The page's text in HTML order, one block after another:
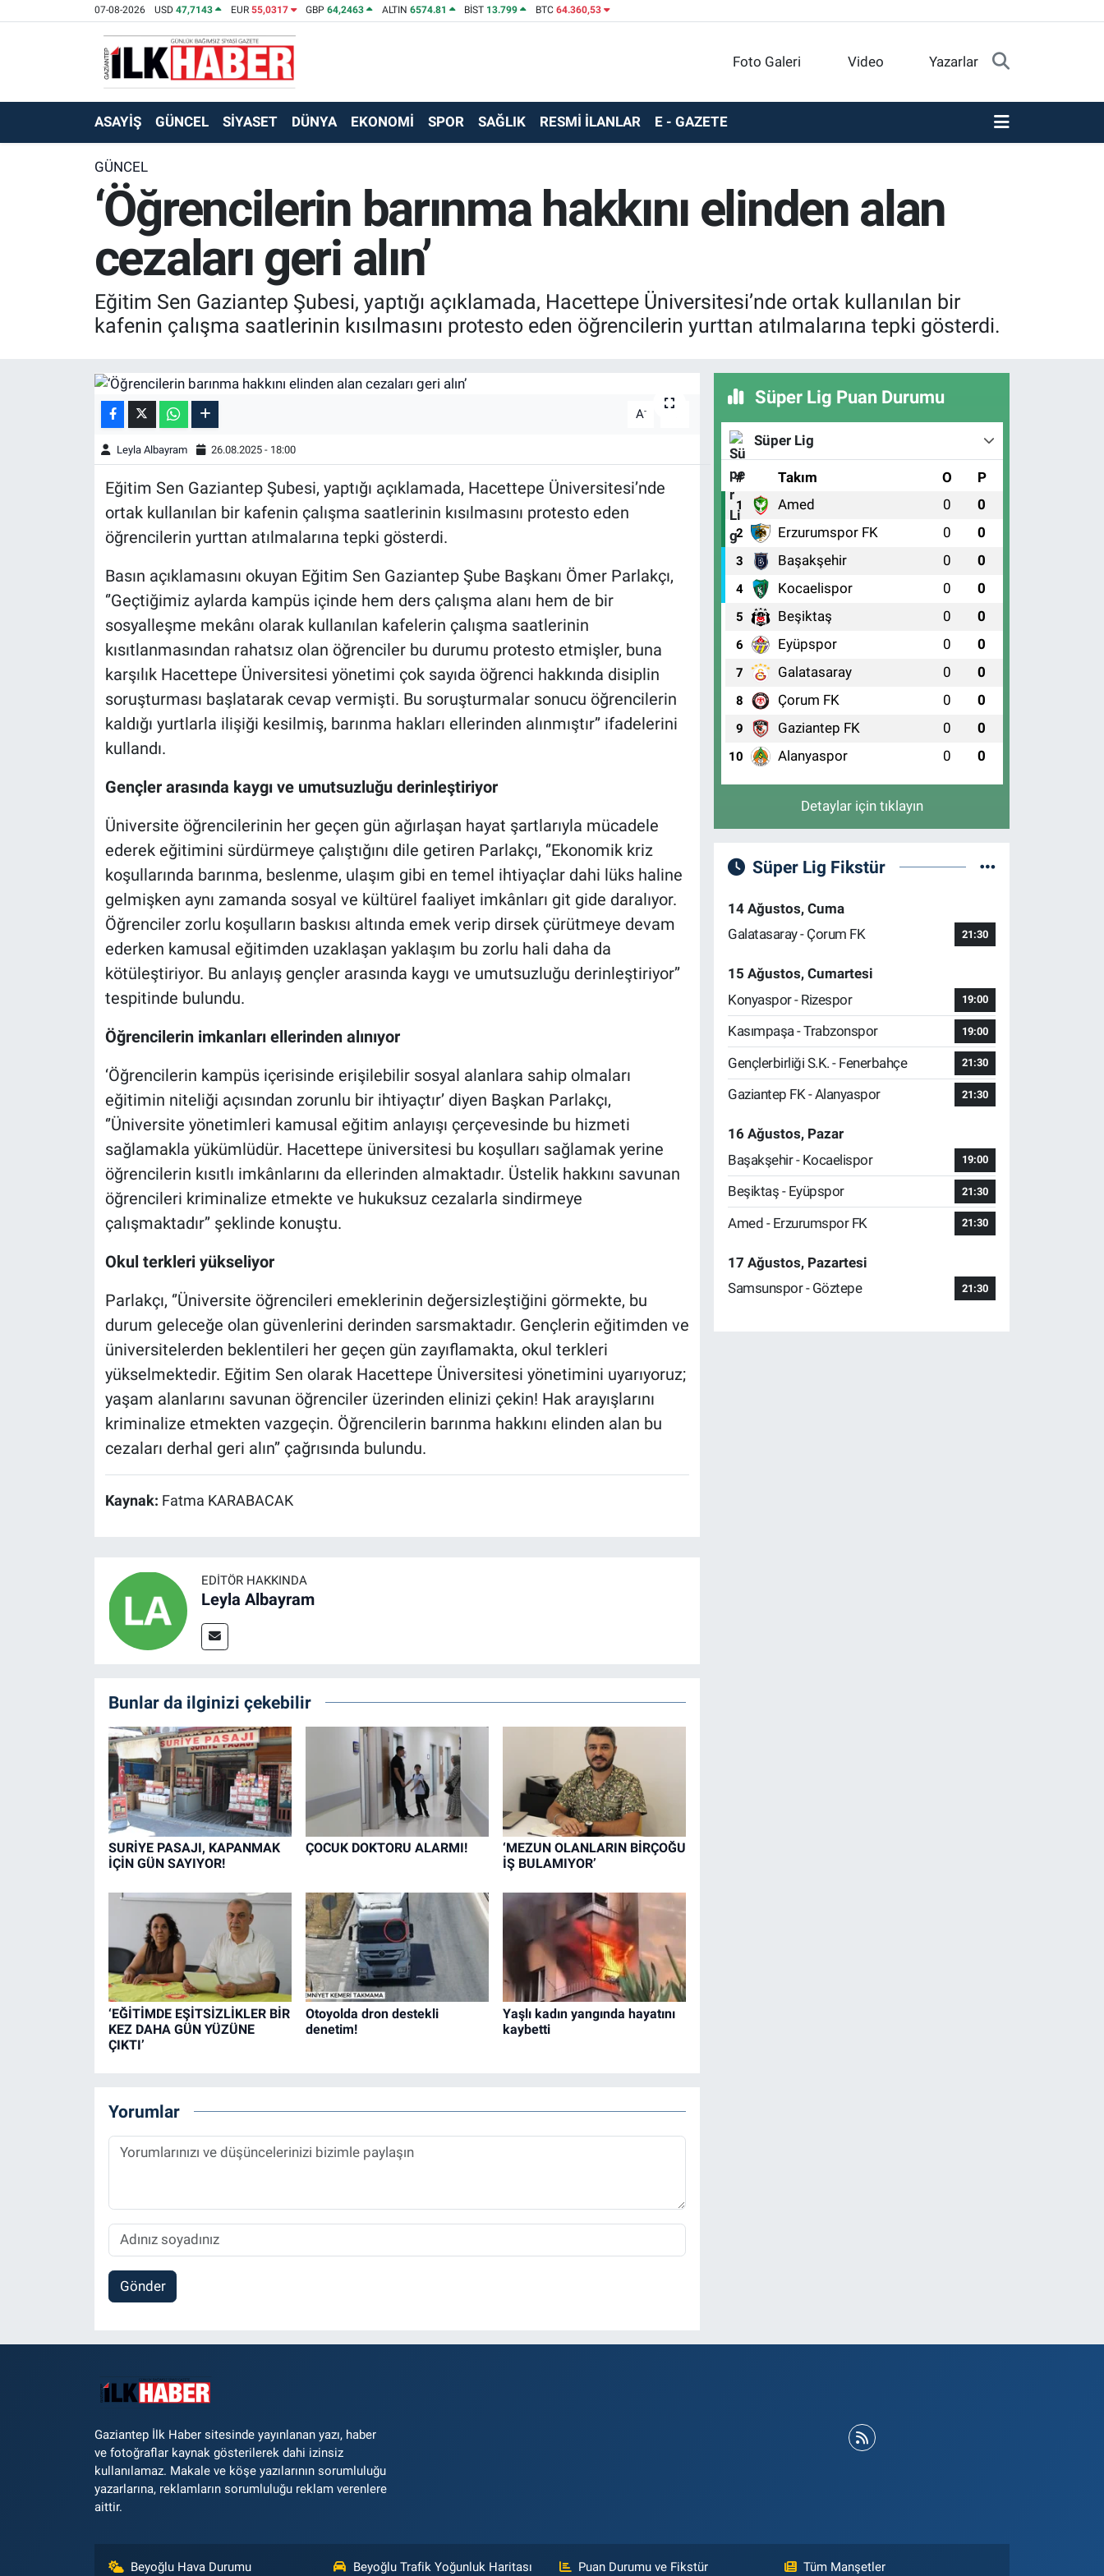
07-08-2026 USD47,7143 EUR 55,0317 GBP64,2463 ALTIN 6574.81 BİST 13.799 BTC 64.360,53
Foto Galeri Video Yazarlar
ASAYİŞ GÜNCEL SİYASET DÜNYA EKONOMİ SPOR SAĞLIK RESMİ İLANLAR E - GAZETE
GÜNCEL
‘Öğrencilerin barınma hakkını elinden alan
cezaları geri alın’
Eğitim Sen Gaziantep Şubesi, yaptığı açıklamada, Hacettepe Üniversitesi’nde ortak kullanılan bir
kafenin çalışma saatlerinin kısılmasını protesto eden öğrencilerin yurttan atılmalarına tepki gösterdi.
A-
Leyla Albayram 26.08.2025 - 18:00
Eğitim Sen Gaziantep Şubesi, yaptığı açıklamada, Hacettepe Üniversitesi’nde
ortak kullanılan bir kafenin çalışma saatlerinin kısılmasını protesto eden
öğrencilerin yurttan atılmalarına tepki gösterdi.
Basın açıklamasını okuyan Eğitim Sen Gaziantep Şube Başkanı Ömer Parlakçı,
‘’Geçtiğimiz aylarda kampüs içinde hem ders çalışma alanı hem de bir
sosyalleşme mekânı olarak kullanılan kafelerin çalışma saatlerinin
kısıtlanmasından rahatsız olan öğrenciler bu durumu protesto etmişler, buna
karşılık Hacettepe Üniversitesi yönetimi çok sayıda öğrenci hakkında disiplin
soruşturması başlatarak cevap vermişti. Bu soruşturmalar sonucu öğrencilerin
kaldığı yurtlarla ilişiği kesilmiş, barınma hakları ellerinden alınmıştır’’ ifadelerini
kullandı.
Gençler arasında kaygı ve umutsuzluğu derinleştiriyor
Üniversite öğrencilerinin her geçen gün ağırlaşan hayat şartlarıyla mücadele
ederek eğitimini sürdürmeye çalıştığını dile getiren Parlakçı, ‘’Ekonomik kriz
koşullarında barınma, beslenme, ulaşım gibi en temel ihtiyaçlar dahi lüks haline
gelmişken aynı zamanda sosyal ve kültürel faaliyet imkânları git gide daralıyor.
Öğrenciler zorlu koşulların baskısı altında emek verip dirsek çürütmeye devam
ederken kamusal eğitimden uzaklaşan yaklaşım bu zorlu hali daha da
kötüleştiriyor. Bu anlayış gençler arasında kaygı ve umutsuzluğu derinleştiriyor’’
tespitinde bulundu.
Öğrencilerin imkanları ellerinden alınıyor
‘Öğrencilerin kampüs içerisinde erişilebilir sosyal alanlara sahip olmaları
eğitimin niteliği açısından zorunlu bir ihtiyaçtır’ diyen Başkan Parlakçı,
‘’Üniversite yönetimleri kamusal eğitim anlayışı çerçevesinde bu hizmeti
sağlamakla yükümlüdür. Hacettepe üniversitesi bu koşulları sağlamak yerine
öğrencilerin kısıtlı imkânlarını da ellerinden almaktadır. Üstelik hakkını savunan
öğrencileri kriminalize etmekte ve hukuksuz cezalarla sindirmeye
çalışmaktadır’’ şeklinde konuştu.
Okul terkleri yükseliyor
Parlakçı, ‘’Üniversite öğrencileri emeklerinin değersizleştiğini görmekte, bu
durum geleceğe olan güvenlerini derinden sarsmaktadır. Gençlerin eğitimden ve
üniversitelerden beklentileri her geçen gün zayıflamakta, okul terkleri
yükselmektedir. Eğitim Sen olarak Hacettepe Üniversitesi yönetimini uyarıyoruz;
yaşam alanlarını savunan öğrenciler üzerinden elinizi çekin! Hak arayışlarını
kriminalize etmekten vazgeçin. Öğrencilerin barınma hakkını elinden alan bu
cezaları derhal geri alın’’ çağrısında bulundu.
Kaynak: Fatma KARABACAK
EDITÖR HAKKINDA
Leyla Albayram
Bunlar da ilginizi çekebilir
SURİYE PASAJI, KAPANMAK
İÇİN GÜN SAYIYOR!
ÇOCUK DOKTORU ALARMI!
‘MEZUN OLANLARIN BİRÇOĞU
İŞ BULAMIYOR’
‘EĞİTİMDE EŞİTSİZLİKLER BİR
KEZ DAHA GÜN YÜZÜNE
ÇIKTI’
Otoyolda dron destekli
denetim!
Yaşlı kadın yangında hayatını
kaybetti
Yorumlar
Gönder
Süper Lig Puan Durumu
Süper Lig
# Takım O P
1 Amed 0 0
2 Erzurumspor FK 0 0
3 Başakşehir 0 0
4 Kocaelispor 0 0
5 Beşiktaş 0 0
6 Eyüpspor 0 0
7 Galatasaray 0 0
8 Çorum FK 0 0
9 Gaziantep FK 0 0
10 Alanyaspor 0 0
Detaylar için tıklayın
Süper Lig Fikstür
14 Ağustos, Cuma
Galatasaray - Çorum FK
21:30
15 Ağustos, Cumartesi
Konyaspor - Rizespor
19:00
Kasımpaşa - Trabzonspor 19:00
Gençlerbirliği S.K. - Fenerbahçe 21:30
Gaziantep FK - Alanyaspor 21:30
16 Ağustos, Pazar
Başakşehir - Kocaelispor
19:00
Beşiktaş - Eyüpspor 21:30
Amed - Erzurumspor FK 21:30
17 Ağustos, Pazartesi
Samsunspor - Göztepe
21:30
Gaziantep İlk Haber sitesinde yayınlanan yazı, haber
ve fotoğraflar kaynak gösterilerek dahi izinsiz
kullanılamaz. Makale ve köşe yazılarının sorumluluğu
yazarlarına, reklamların sorumluluğu reklam verenlere
aittir.
Beyoğlu Hava Durumu Beyoğlu Trafik Yoğunluk Haritası Puan Durumu ve Fikstür Tüm Manşetler
EKONOMİ
SİYASET
SAĞLIK
TEKNOLOJİ
Beyoğlu Hava Durumu
Beyoğlu Trafik Yoğunluk Haritası
Süper Lig Puan Durumu ve Fikstür
Tüm Manşetler
Son Dakika Haberleri
Haber Arşivi